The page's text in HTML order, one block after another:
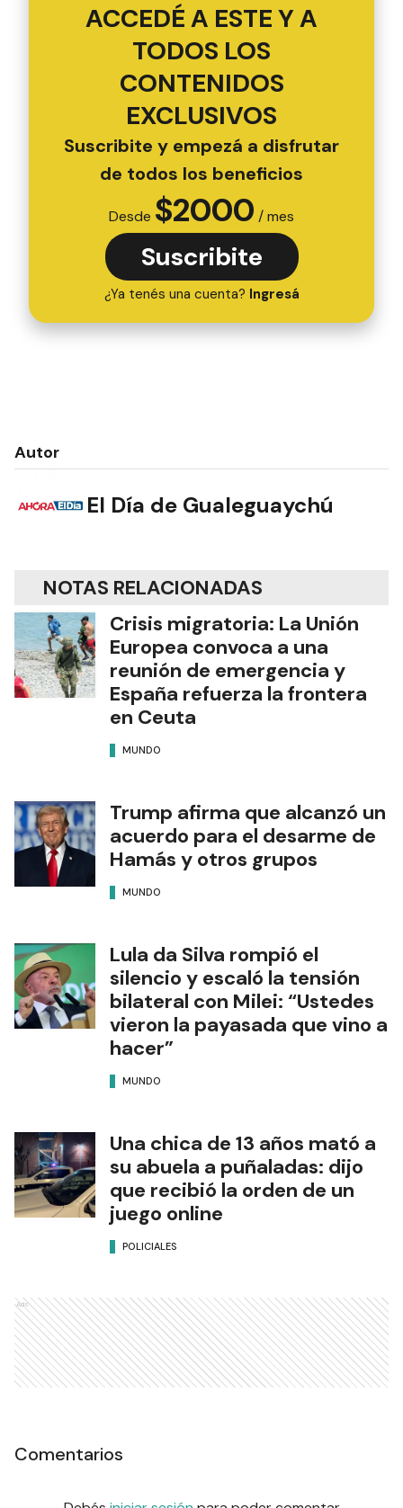
ACCEDÉ A ESTE Y A
TODOS LOS
CONTENIDOS
EXCLUSIVOS
Suscribite y empezá a disfrutar
de todos los beneficios
Desde $2000 / mes
Suscribite
¿Ya tenés una cuenta? Ingresá
Autor
El Día de Gualeguaychú
NOTAS RELACIONADAS
Crisis migratoria: La Unión
Europea convoca a una
reunión de emergencia y
España refuerza la frontera
en Ceuta
MUNDO
Trump afirma que alcanzó un
acuerdo para el desarme de
Hamás y otros grupos
MUNDO
Lula da Silva rompió el
silencio y escaló la tensión
bilateral con Milei: “Ustedes
vieron la payasada que vino a
hacer”
MUNDO
Una chica de 13 años mató a
su abuela a puñaladas: dijo
que recibió la orden de un
juego online
POLICIALES
Ads
Comentarios